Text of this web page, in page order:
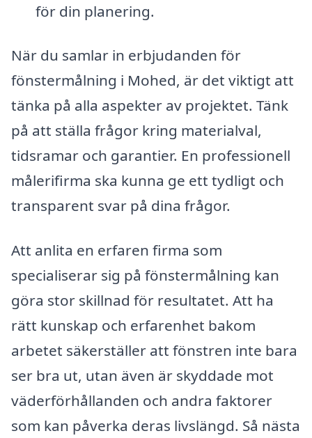
för din planering.
När du samlar in erbjudanden för
fönstermålning i Mohed, är det viktigt att
tänka på alla aspekter av projektet. Tänk
på att ställa frågor kring materialval,
tidsramar och garantier. En professionell
målerifirma ska kunna ge ett tydligt och
transparent svar på dina frågor.
Att anlita en erfaren firma som
specialiserar sig på fönstermålning kan
göra stor skillnad för resultatet. Att ha
rätt kunskap och erfarenhet bakom
arbetet säkerställer att fönstren inte bara
ser bra ut, utan även är skyddade mot
väderförhållanden och andra faktorer
som kan påverka deras livslängd. Så nästa